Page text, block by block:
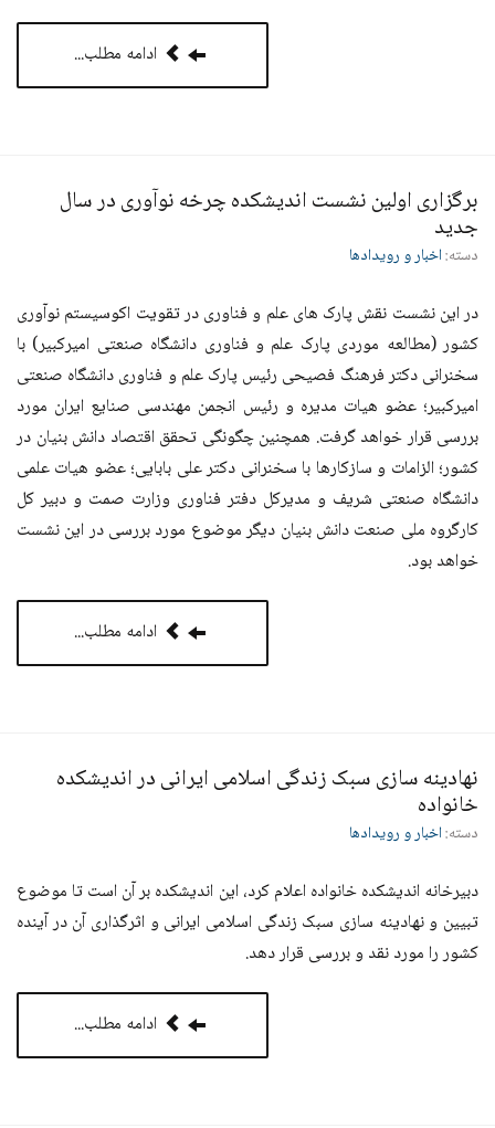
ادامه مطلب...
برگزاری اولین نشست اندیشکده چرخه نوآوری در سال
جدید
دسته:اخبار و رویدادها
در این نشست نقش پارک های علم و فناوری در تقویت اکوسیستم نوآوری
کشور (مطالعه موردی پارک علم و فناوری دانشگاه صنعتی امیرکبیر) با
سخنرانی دکتر فرهنگ فصیحی رئیس پارک علم و فناوری دانشگاه صنعتی
امیرکبیر؛ عضو هیات مدیره و رئیس انجمن مهندسی صنایع ایران مورد
بررسی قرار خواهد گرفت. همچنین چگونگی تحقق اقتصاد دانش بنیان در
کشور؛ الزامات و سازکارها با سخنرانی دکتر علی بابایی؛ عضو هیات علمی
دانشگاه صنعتی شریف و مدیرکل دفتر فناوری وزارت صمت و دبیر کل
کارگروه ملی صنعت دانش بنیان دیگر موضوع مورد بررسی در این نشست
خواهد بود.
ادامه مطلب...
نهادینه سازی سبک زندگی اسلامی ایرانی در اندیشکده
خانواده
دسته:اخبار و رویدادها
دبیرخانه اندیشکده خانواده اعلام کرد، این اندیشکده‌ بر آن است تا موضوع
تبیین و نهادینه سازی سبک زندگی اسلامی ایرانی و اثرگذاری آن در آینده
کشور را مورد نقد و بررسی قرار دهد.
ادامه مطلب...